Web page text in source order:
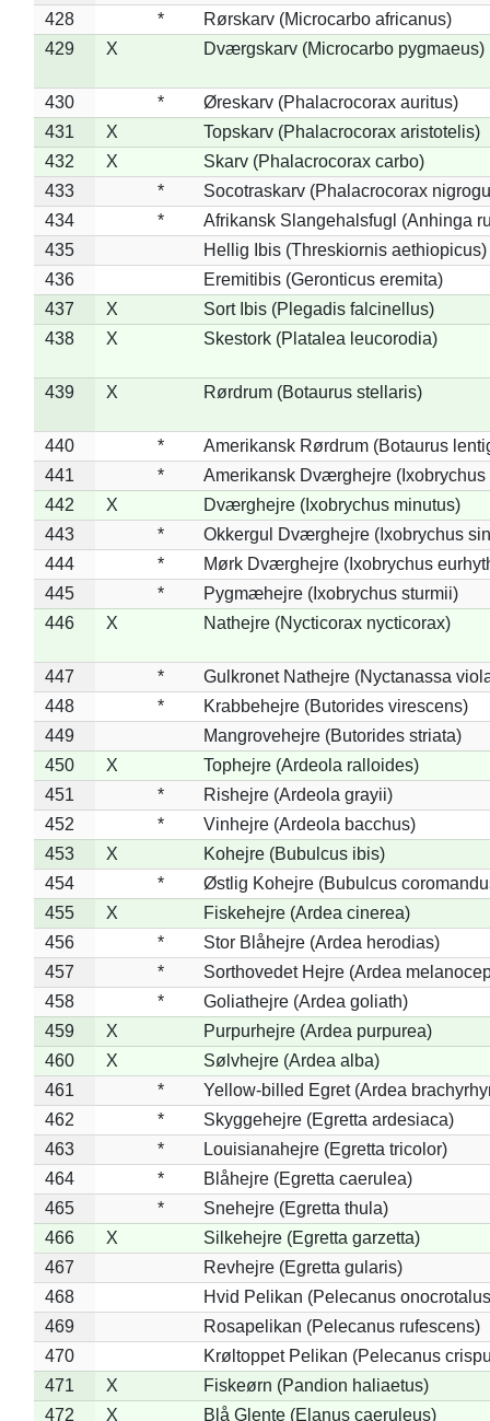
428
*
Rørskarv (Microcarbo africanus)
429
X Dværgskarv (Microcarbo pygmaeus)
430 *
Øreskarv (Phalacrocorax auritus)
431
X
Topskarv (Phalacrocorax aristotelis)
432
X
Skarv (Phalacrocorax carbo)
433
*
Socotraskarv (Phalacrocorax
434
*
Afrikansk Slangehalsfugl (Anhinga
435
Hellig Ibis (Threskiornis aethiopicus)
436
Eremitibis (Geronticus eremita)
437
X
Sort Ibis (Plegadis falcinellus)
438
X Skestork (Platalea leucorodia)
439 X Rørdrum (Botaurus stellaris)
440 *
Amerikansk Rørdrum (Botaurus
441
*
Amerikansk Dværghejre (Ixobrychus
442
X
Dværghejre (Ixobrychus minutus)
443
*
Okkergul Dværghejre (Ixobrychus
444
*
Mørk Dværghejre (Ixobrychus
445
*
Pygmæhejre (Ixobrychus sturmii)
446
X Nathejre (Nycticorax nycticorax)
447 *
Gulkronet Nathejre (Nyctanassa
448
*
Krabbehejre (Butorides virescens)
449
Mangrovehejre (Butorides striata)
450
X
Tophejre (Ardeola ralloides)
451
*
Rishejre (Ardeola grayii)
452
*
Vinhejre (Ardeola bacchus)
453
X
Kohejre (Bubulcus ibis)
454
*
Østlig Kohejre (Bubulcus
455
X
Fiskehejre (Ardea cinerea)
456
*
Stor Blåhejre (Ardea herodias)
457
*
Sorthovedet Hejre (Ardea
458
*
Goliathejre (Ardea goliath)
459
X
Purpurhejre (Ardea purpurea)
460
X
Sølvhejre (Ardea alba)
461
*
Yellow-billed Egret (Ardea
462
*
Skyggehejre (Egretta ardesiaca)
463
*
Louisianahejre (Egretta tricolor)
464
*
Blåhejre (Egretta caerulea)
465
*
Snehejre (Egretta thula)
466
X
Silkehejre (Egretta garzetta)
467
Revhejre (Egretta gularis)
468
Hvid Pelikan (Pelecanus
469
Rosapelikan (Pelecanus rufescens)
470
Krøltoppet Pelikan (Pelecanus
471
X
Fiskeørn (Pandion haliaetus)
472
X Blå Glente (Elanus caeruleus)